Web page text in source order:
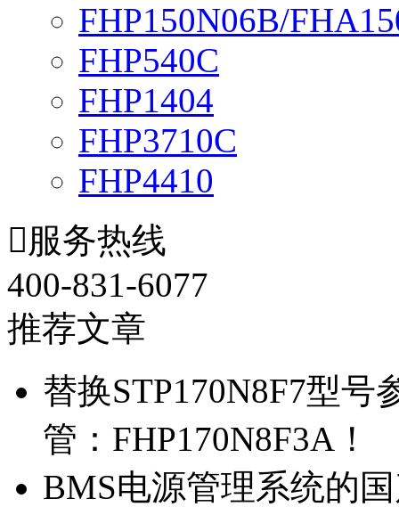
FHP150N06B/
FHP540C
FHP1404
FHP3710C
FHP4410
服务热线
400-831-6077
推荐文章
替换STP170N8F7型
管：FHP170N8F3A！
BMS电源管理系统的